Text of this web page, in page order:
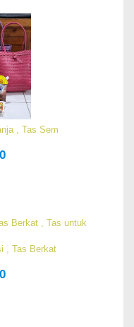
, Tas Sem
, Tas Berkat